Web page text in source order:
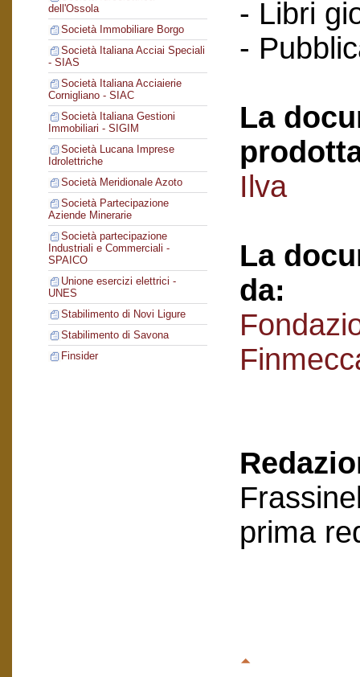
dell'Ossola
Società Immobiliare Borgo
Società Italiana Acciai Speciali
- SIAS
Società Italiana Acciaierie
Cornigliano - SIAC
Società Italiana Gestioni
Immobiliari - SIGIM
Società Lucana Imprese
Idrolettriche
Società Meridionale Azoto
Società Partecipazione
Aziende Minerarie
Società partecipazione
Industriali e Commerciali -
SPAICO
Unione esercizi elettrici -
UNES
Stabilimento di Novi Ligure
Stabilimento di Savona
Finsider
- Libri
-
La
Ilva
La
da:
prima